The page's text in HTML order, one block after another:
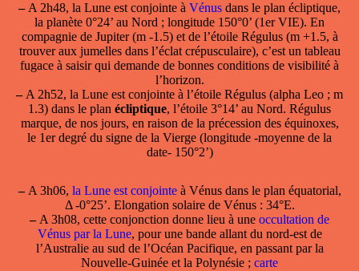
–A 2h48, la Lune est conjointe à Vénus dans le plan écliptique,
la planète 0°24’ au Nord ; longitude 150°0’ (1er VIE). En
compagnie de Jupiter (m -1.5) et de l’étoile Régulus (m +1.5, à
trouver aux jumelles dans l’éclat crépusculaire), c’est un tableau
fugace à saisir qui demande de bonnes conditions de visibilité à
l’horizon.
–A 2h52, la Lune estconjointe à l’étoile Régulus (alpha Leo ; m
1.3) dans le plan écliptique, l’étoile 3°14’ au Nord. Régulus
marque, de nos jours, en raison de la précession des équinoxes,
le 1er degré du signe de la Vierge (longitude -moyenne de la
date- 150°2’)
–A 3h06, la Lune est conjointeà Vénus dans le plan équatorial,
Δ -0°25’. Elongation solaire de Vénus : 34°E.
–A 3h08, cette conjonction donne lieu à une occultation de
Vénus par la Lune, pour une bande allant du nord-est de
l’Australie au sud de l’Océan Pacifique, en passant par la
Nouvelle-Guinée et la Polynésie ; carte